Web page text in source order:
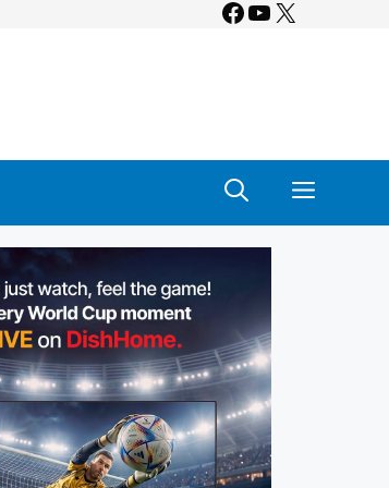
Facebook
YouTube
X